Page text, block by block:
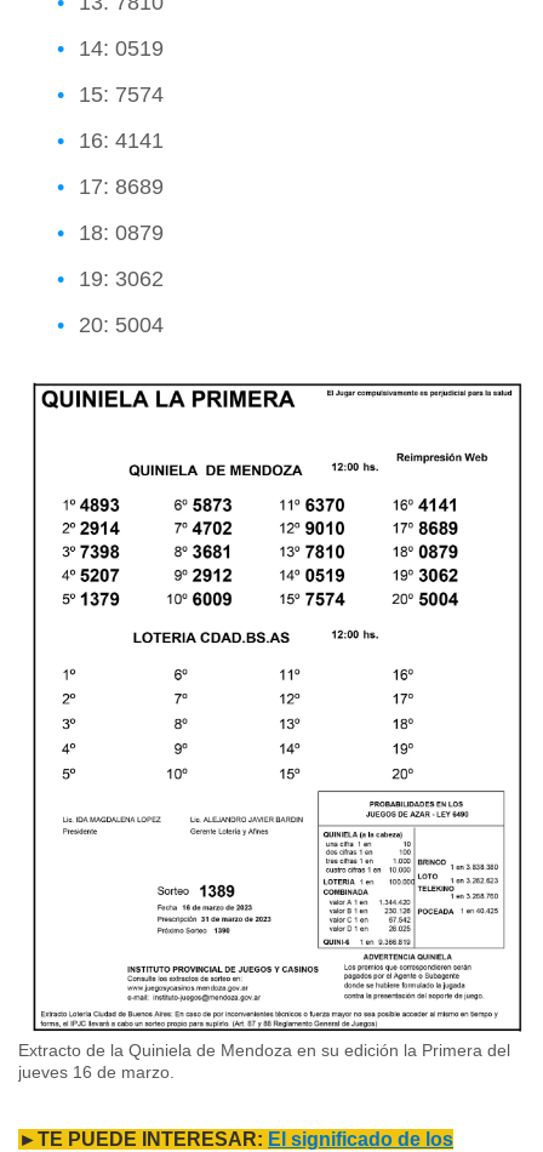
14: 0519
15: 7574
16: 4141
17: 8689
18: 0879
19: 3062
20: 5004
Extracto de la Quiniela de Mendoza en su edición la Primera del
jueves 16 de marzo.
►TE PUEDE INTERESAR: El significado de los